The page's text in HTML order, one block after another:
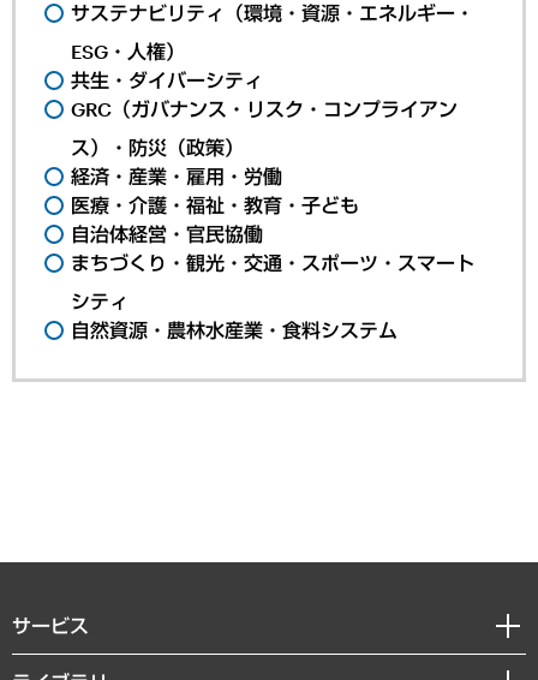
サステナビリティ（環境・資源・エネルギー・
ESG・人権）
共生・ダイバーシティ
GRC（ガバナンス・リスク・コンプライアン
ス）・防災（政策）
経済・産業・雇用・労働
医療・介護・福祉・教育・子ども
自治体経営・官民協働
まちづくり・観光・交通・スポーツ・スマート
シティ
自然資源・農林水産業・食料システム
サービス
経営戦略